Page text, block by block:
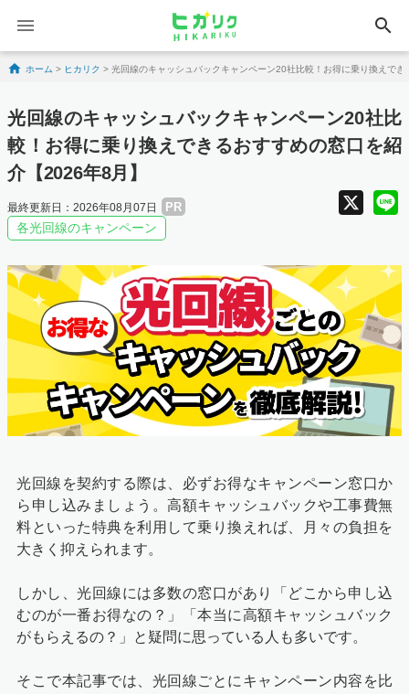
search
Skip to content
ホーム > ヒカリク > 光回線のキャッシュバックキャンペーン20社比較！お得に乗り換えで
光回線のキャッシュバックキャンペーン20社比
較！お得に乗り換えできるおすすめの窓口を紹
介【2026年8月】
最終更新日：2026年08月07日 PR X
各光回線のキャンペーン
光回線を契約する際は、必ずお得なキャンペーン窓口か
ら申し込みましょう。高額キャッシュバックや工事費無
料といった特典を利用して乗り換えれば、月々の負担を
大きく抑えられます。
しかし、光回線には多数の窓口があり「どこから申し込
むのが一番お得なの？」「本当に高額キャッシュバック
がもらえるの？」と疑問に思っている人も多いです。
そこで本記事では、光回線ごとにキャンペーン内容を比